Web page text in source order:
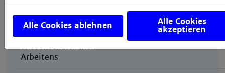
Methods of scientific
work –Methoden
Wissenschaftlichen
Arbeitens
5
Alle Cookies ablehnen Alle Cookies
akzeptieren